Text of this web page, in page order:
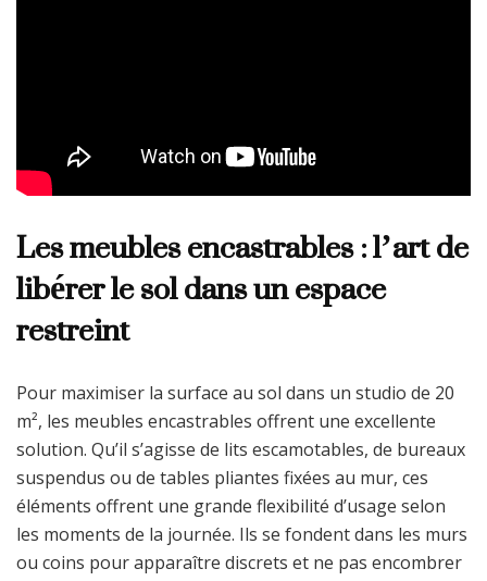
Les meubles encastrables : l’art de
libérer le sol dans un espace
restreint
Pour maximiser la surface au sol dans un studio de 20
m², les meubles encastrables offrent une excellente
solution. Qu’il s’agisse de lits escamotables, de bureaux
suspendus ou de tables pliantes fixées au mur, ces
éléments offrent une grande flexibilité d’usage selon
les moments de la journée. Ils se fondent dans les murs
ou coins pour apparaître discrets et ne pas encombrer